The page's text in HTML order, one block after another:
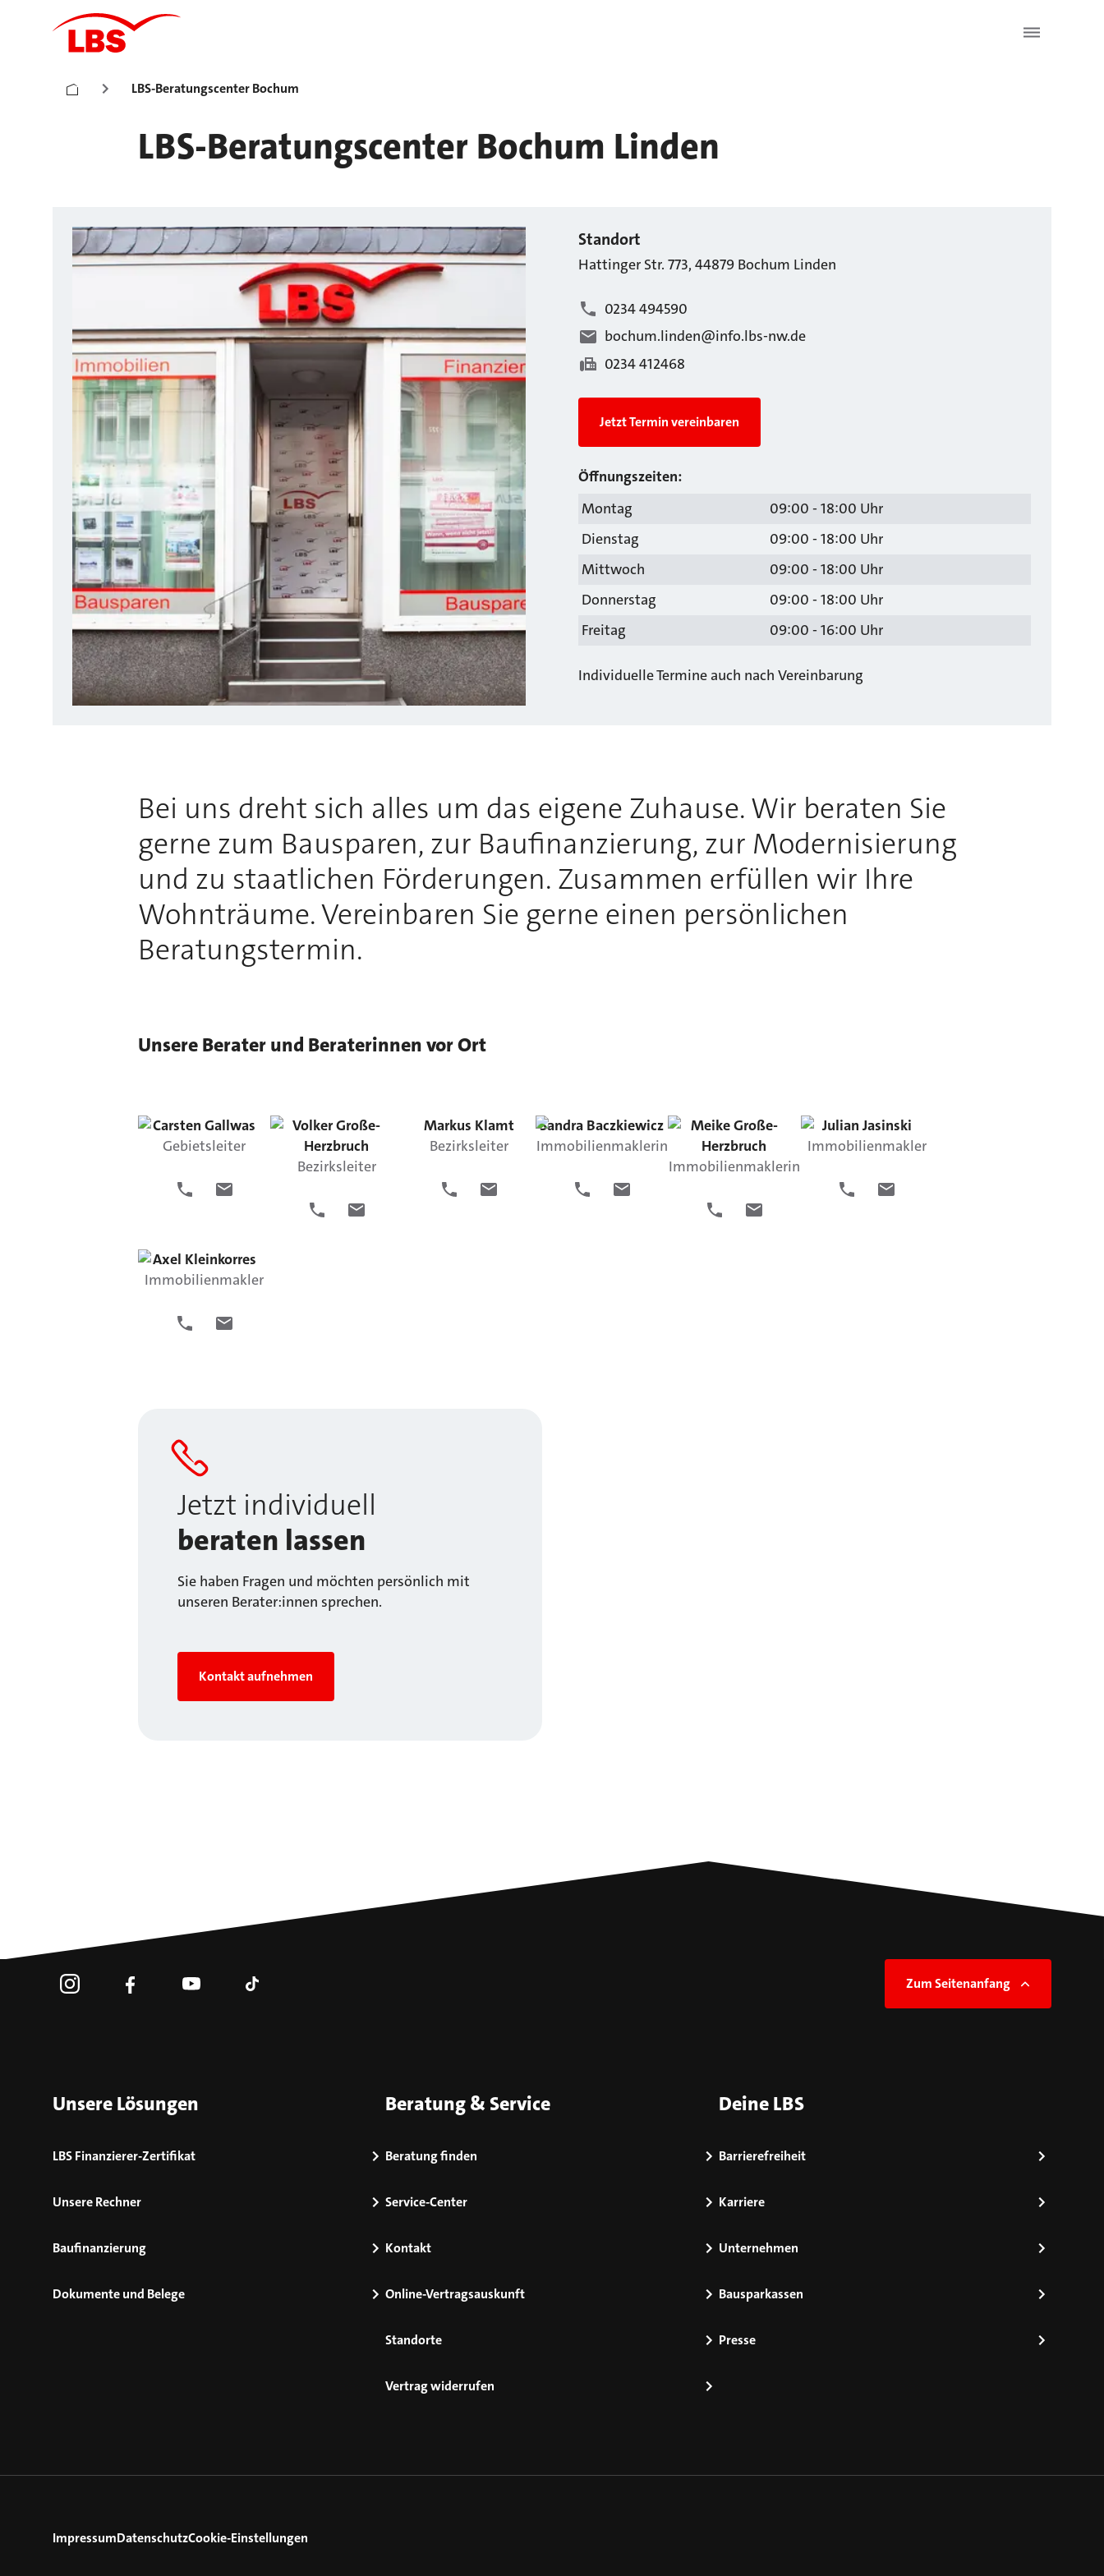
LBS-Beratungscenter Bochum
LBS-Beratungscenter Bochum Linden
Standort
Hattinger Str. 773, 44879 Bochum Linden
0234 494590
bochum.linden@info.lbs-nw.de
0234 412468
Jetzt Termin vereinbaren
Öffnungszeiten:
Montag
09:00 - 18:00 Uhr
Dienstag
09:00 - 18:00 Uhr
Mittwoch
09:00 - 18:00 Uhr
Donnerstag
09:00 - 18:00 Uhr
Freitag
09:00 - 16:00 Uhr
Individuelle Termine auch nach Vereinbarung
Bei uns dreht sich alles um das eigene Zuhause. Wir beraten Sie
gerne zum Bausparen, zur Baufinanzierung, zur Modernisierung
und zu staatlichen Förderungen. Zusammen erfüllen wir Ihre
Wohnträume. Vereinbaren Sie gerne einen persönlichen
Beratungstermin.
Unsere Berater und Beraterinnen vor Ort
Carsten Gallwas
Gebietsleiter
VolkerGroße-
Herzbruch
Bezirksleiter
Markus Klamt
Bezirksleiter
Sandra Baczkiewicz
Immobilienmaklerin
MeikeGroße-
Herzbruch
Immobilienmaklerin
Julian Jasinski
Immobilienmakler
Axel Kleinkorres
Immobilienmakler
Jetzt individuell
beraten lassen
Sie haben Fragen und möchten persönlich mit
unseren Berater:innen sprechen.
Kontakt aufnehmen
Zum Seitenanfang
Unsere Lösungen
LBS Finanzierer-Zertifikat
Unsere Rechner
Baufinanzierung
Dokumente und Belege
Beratung & Service
Beratung finden
Service-Center
Kontakt
Online-Vertragsauskunft
Standorte
Vertrag widerrufen
Deine LBS
Barrierefreiheit
Karriere
Unternehmen
Bausparkassen
Presse
ImpressumDatenschutzCookie-Einstellungen